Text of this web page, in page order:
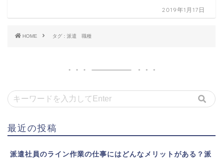
2019年1月17日
HOME タグ : 派遣 職種
最近の投稿
派遣社員のライン作業の仕事にはどんなメリットがある？派